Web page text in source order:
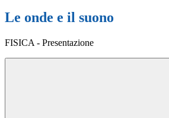
Le onde e il suono
FISICA - Presentazione